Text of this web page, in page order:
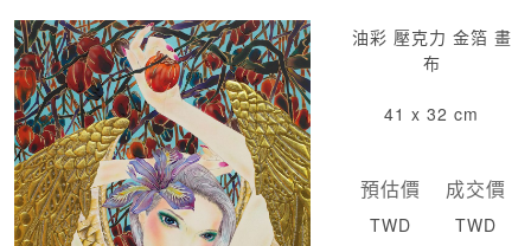
油彩 壓克力 金箔 畫
布
41 x 32 cm
預估價
TWD
成交價
TWD